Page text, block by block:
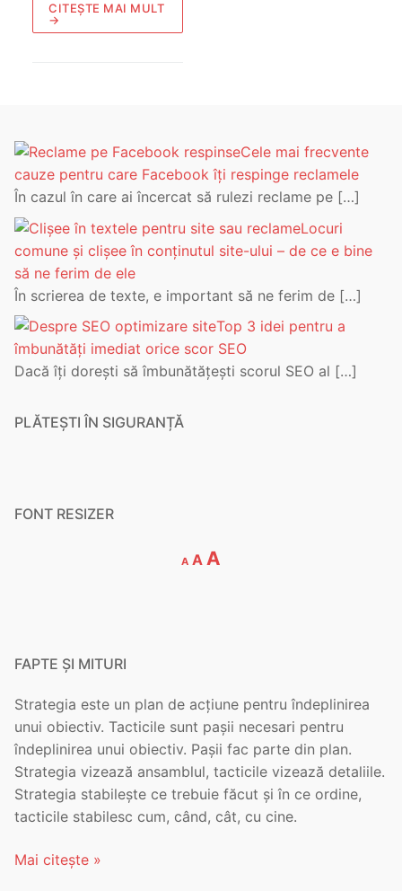
CITEȘTE MAI MULT
→
Cele mai frecvente
cauze pentru care Facebook îți respinge reclamele
În cazul în care ai încercat să rulezi reclame pe […]
Locuri
comune și clișee în conținutul site-ului – de ce e bine
să ne ferim de ele
În scrierea de texte, e important să ne ferim de […]
Top 3 idei pentru a
îmbunătăți imediat orice scor SEO
Dacă îți dorești să îmbunătățești scorul SEO al […]
PLĂTEȘTI ÎN SIGURANȚĂ
FONT RESIZER
A
Decrease
font
A Reset
A
FAPTE ȘI MITURI
Strategia este un plan de acțiune pentru îndeplinirea
unui obiectiv. Tacticile sunt pașii necesari pentru
îndeplinirea unui obiectiv. Pașii fac parte din plan.
Strategia vizează ansamblul, tacticile vizează detaliile.
Strategia stabilește ce trebuie făcut și în ce ordine,
tacticile stabilesc cum, când, cât, cu cine.
Mai citește »